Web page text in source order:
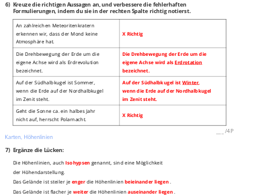
6) Kreuze die richtigen Aussagen an, und verbessere die fehlerhaften
Formulierungen, indem du sie in der rechten Spalte richtig notierst.
An zahlreichen Meteoritenkratern
erkennen wir, dass der Mond keine
Atmosphäre hat.
X Richtig
Die Drehbewegung der Erde um die
eigene Achse wird als Erdrevolution
bezeichnet.
Die Drehbewegung der Erde um die
eigene Achse wird alsErdrotation
bezeichnet.
Auf der Südhalbkugel ist Sommer,
wenn die Erde auf der Nordhalbkugel
im Zenit steht.
Auf der Südhalbkugel istWinter,
wenn die Erde auf der Nordhalbkugel
im Zenit steht.
Geht die Sonne ca. ein halbes Jahr
nicht auf, herrscht Polarnacht.
X Richtig
/4P
Karten, Höhenlinien
7) Ergänze die Lücken:
Die Höhenlinien, auchIsohypsen genannt, sind eine Möglichkeit
der Höhendarstellung.
Das Gelände ist steiler je engerdie Höhenlinienbeieinander liegen.
Das Gelände ist flacher jeweiterdie Höhenlinienauseinander liegen.